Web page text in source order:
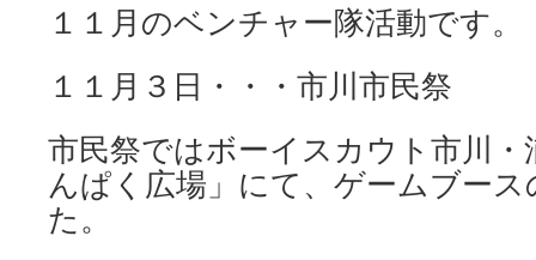
１１月のベンチャー隊活動です。
１１月３日・・・市川市民祭
市民祭ではボーイスカウト市川・
んぱく広場」にて、ゲームブー
た。